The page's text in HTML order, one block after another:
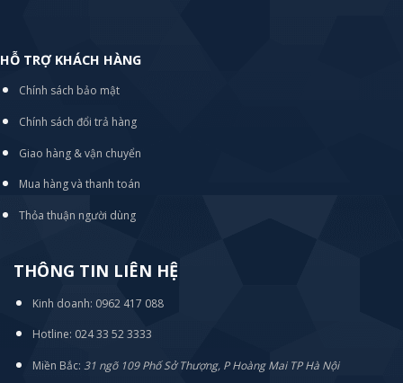
HỖ TRỢ KHÁCH HÀNG
Chính sách bảo mật
Chính sách đổi trả hàng
Giao hàng & vận chuyển
Mua hàng và thanh toán
Thỏa thuận người dùng
THÔNG TIN LIÊN HỆ
Kinh doanh: 0962 417 088
Hotline: 024 33 52 3333
Miền Bắc: 31 ngõ 109 Phố Sở Thượng, P Hoàng Mai TP Hà Nội